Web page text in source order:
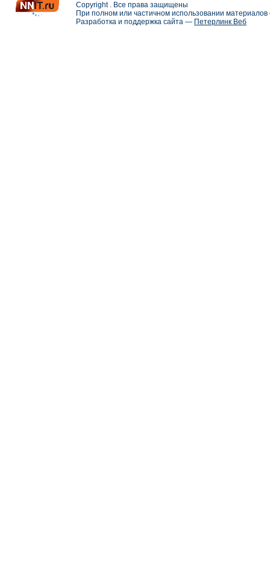
Copyright . Все права защищены
При полном или частичном использовании
Разработка и поддержка сайта — Петерлинк Веб